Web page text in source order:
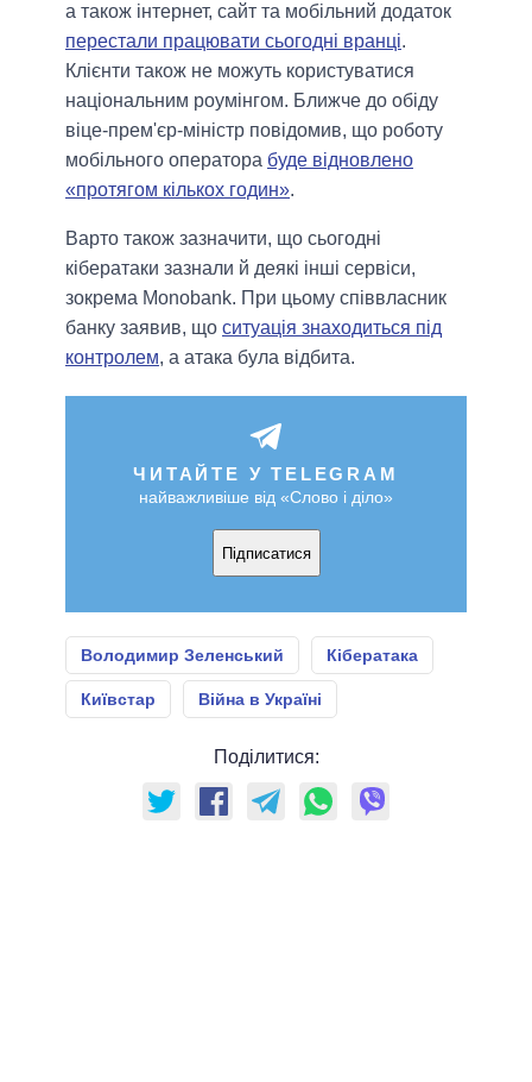
а також інтернет, сайт та мобільний додаток
перестали працювати сьогодні вранці.
Клієнти також не можуть користуватися
національним роумінгом. Ближче до обіду
віце-прем'єр-міністр повідомив, що роботу
мобільного оператора буде відновлено
«протягом кількох годин».
Варто також зазначити, що сьогодні
кібератаки зазнали й деякі інші сервіси,
зокрема Monobank. При цьому співвласник
банку заявив, що ситуація знаходиться під
контролем, а атака була відбита.
ЧИТАЙТЕ У TELEGRAM
найважливіше від «Слово і діло»
Підписатися
Володимир Зеленський Кібератака
Київстар Війна в Україні
Поділитися: